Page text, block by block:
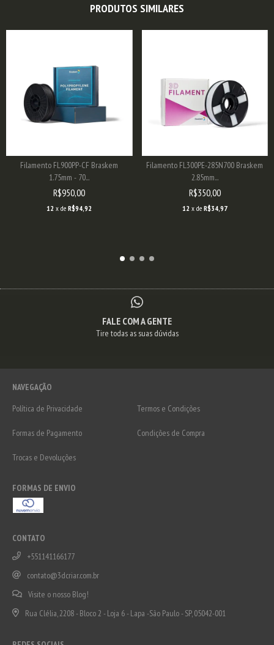
PRODUTOS SIMILARES
Filamento FL900PP-CF Braskem
1.75mm - 70...
R$950,00
12 x deR$94,92
Filamento FL300PE-285N700 Braskem
2.85mm...
R$350,00
12 x de R$34,97
FALE COM A GENTE
Tire todas as suas dúvidas
NAVEGAÇÃO
Política de Privacidade
Termos e Condições
Formas de Pagamento Condições de Compra
Trocas e Devoluções
FORMAS DE ENVIO
CONTATO
+551141166177
contato@3dcriar.com.br
Visite o nosso Blog!
Rua Clélia, 2208 - Bloco 2 - Loja 6 - Lapa -São Paulo - SP, 05042-001